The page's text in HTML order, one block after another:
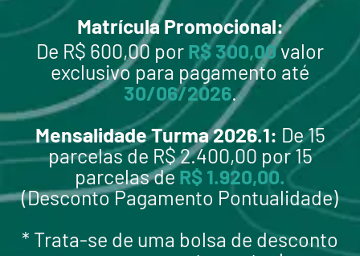
Matrícula Promocional:
De R$ 600,00 por R$ 300,00valor
exclusivo para pagamento até
30/06/2026.
Mensalidade Turma 2026.1: De 15
parcelas de R$ 2.400,00 por 15
parcelas deR$ 1.920,00.
(Desconto Pagamento Pontualidade)
* Trata-se de uma bolsa de desconto